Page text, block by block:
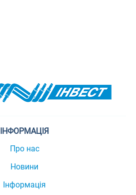
ІНФОРМАЦІЯ
Про нас
Новини
Інформація